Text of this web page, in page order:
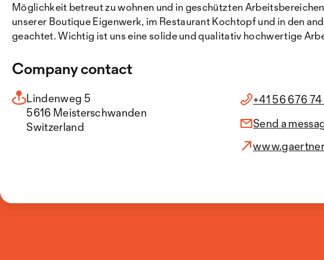
Möglichkeit betreut zu wohnen und in geschützten
unserer Boutique Eigenwerk, im Restaurant Kochtopf und in den
geachtet. Wichtig ist uns eine solide und qualitativ hochwertige
Company contact
Lindenweg 5
5616 Meisterschwanden
Switzerland
+41 56 676 74
Send a